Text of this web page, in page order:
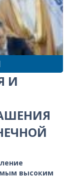
И
высоким